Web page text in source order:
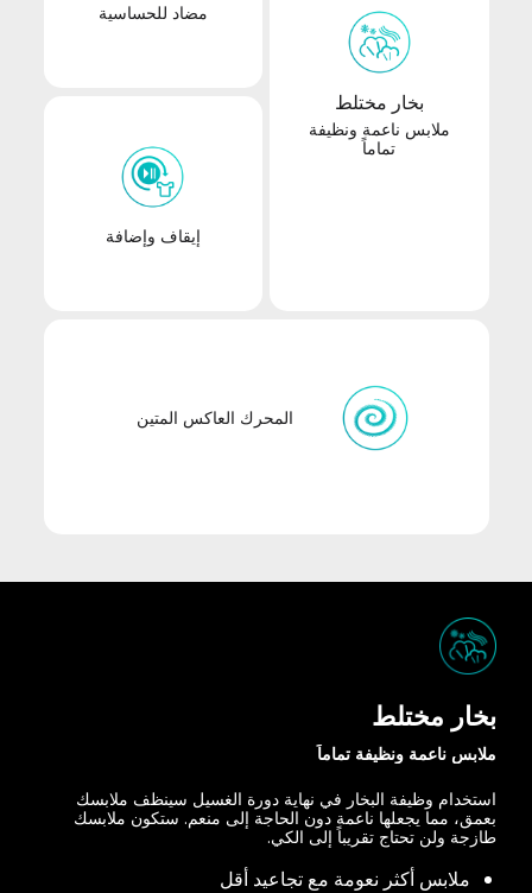
بخار مختلط
ملابس ناعمة ونظيفة
تماماً
المحرك العاكس المتين
مضاد للحساسية
إيقاف وإضافة
بخار مختلط
ملابس ناعمة ونظيفة تماماً
استخدام وظيفة البخار في نهاية دورة الغسيل سينظف ملابسك
بعمق، مما يجعلها ناعمة دون الحاجة إلى منعم. ستكون ملابسك
طازجة ولن تحتاج تقريباً إلى الكي.
ملابس أكثر نعومة مع تجاعيد أقل